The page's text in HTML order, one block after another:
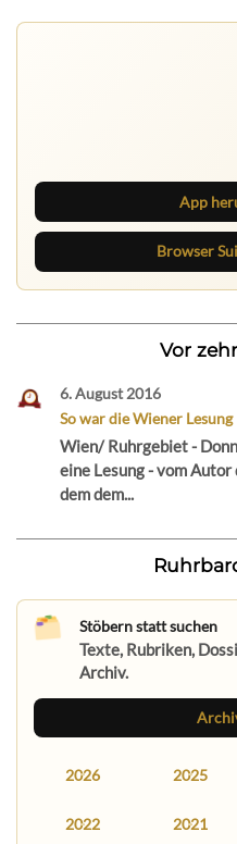
App
Browser
Vor
6. August 2016
So war die Wiener Lesung
Wien/ Ruhrgebiet -
eine Lesung - vom
dem dem...
Stöbern statt suchen
Texte, Rubriken,
Archiv.
2026 2025
2022 2021